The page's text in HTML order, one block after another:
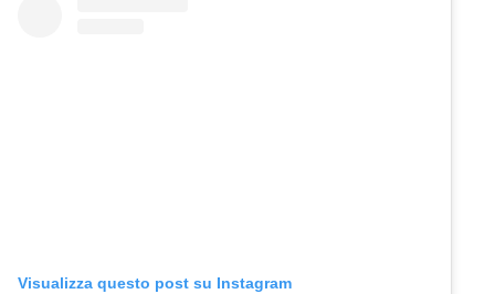
Visualizza questo post su Instagram